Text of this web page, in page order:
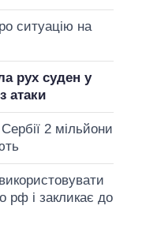
ситуацію на
рух суден у
атаки
2 мільйони
рф і закликає до